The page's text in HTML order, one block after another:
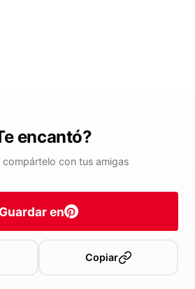
encantó?
compártelo con tus amigas
Guardar en
Copiar